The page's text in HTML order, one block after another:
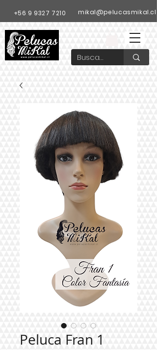
+56 9 9327 7210 mikal@pelucasmikal.cl
Peluca Fran 1